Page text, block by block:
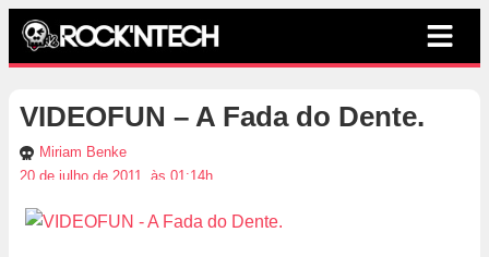
VIDEOFUN – A Fada do Dente.
Miriam Benke
20 de julho de 2011, às 01:14h